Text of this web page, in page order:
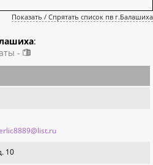
Показать / Спрятать список пв г.Балашиха
:
-
10